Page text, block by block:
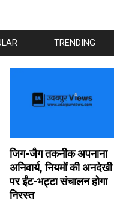
TRENDING
जिग-जैग तकनीक अपनाना
अनिवार्य, नियमों की अनदेखी
पर ईंट-भट्टा संचालन होगा
निरस्त